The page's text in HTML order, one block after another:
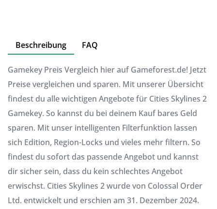
Beschreibung FAQ
Gamekey Preis Vergleich hier auf Gameforest.de! Jetzt
Preise vergleichen und sparen. Mit unserer Übersicht
findest du alle wichtigen Angebote für Cities Skylines 2
Gamekey. So kannst du bei deinem Kauf bares Geld
sparen. Mit unser intelligenten Filterfunktion lassen
sich Edition, Region-Locks und vieles mehr filtern. So
findest du sofort das passende Angebot und kannst
dir sicher sein, dass du kein schlechtes Angebot
erwischst. Cities Skylines 2 wurde von Colossal Order
Ltd. entwickelt und erschien am 31. Dezember 2024.